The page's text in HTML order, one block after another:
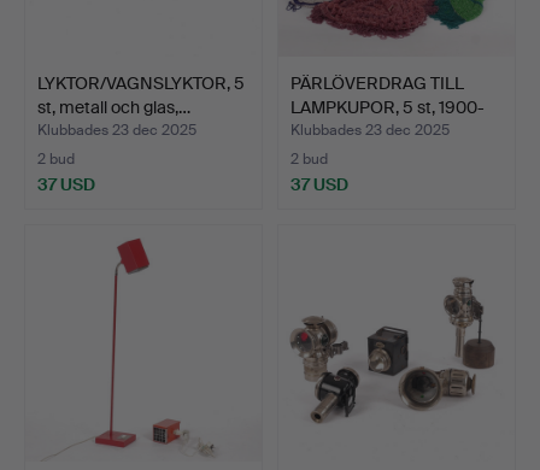
LYKTOR/VAGNSLYKTOR, 5
st, metall och glas,…
Klubbades 23 dec 2025
2 bud
37 USD
PÄRLÖVERDRAG TILL
LAMPKUPOR, 5 st, 1900-
ta…
Klubbades 23 dec 2025
2 bud
37 USD